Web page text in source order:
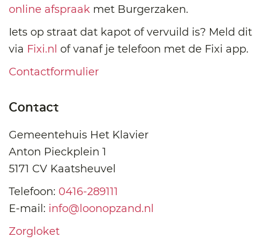
online afspraak met Burgerzaken.
Iets op straat dat kapot of vervuild is? Meld dit
via Fixi.nl of vanaf je telefoon met de Fixi app.
Contactformulier
Contact
Gemeentehuis Het Klavier
Anton Pieckplein 1
5171 CV Kaatsheuvel
Telefoon: 0416-289111
E-mail: info@loonopzand.nl
Zorgloket